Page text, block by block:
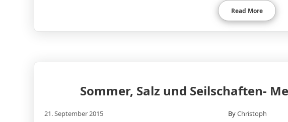
Read More
Sommer, Salz und Seilschaften-
21. September 2015 ByChristoph